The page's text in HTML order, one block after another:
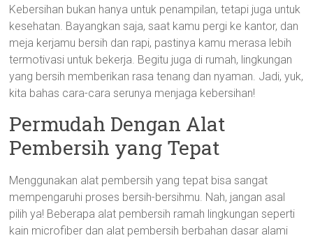
Kebersihan bukan hanya untuk penampilan, tetapi juga untuk
kesehatan. Bayangkan saja, saat kamu pergi ke kantor, dan
meja kerjamu bersih dan rapi, pastinya kamu merasa lebih
termotivasi untuk bekerja. Begitu juga di rumah, lingkungan
yang bersih memberikan rasa tenang dan nyaman. Jadi, yuk,
kita bahas cara-cara serunya menjaga kebersihan!
Permudah Dengan Alat
Pembersih yang Tepat
Menggunakan alat pembersih yang tepat bisa sangat
mempengaruhi proses bersih-bersihmu. Nah, jangan asal
pilih ya! Beberapa alat pembersih ramah lingkungan seperti
kain microfiber dan alat pembersih berbahan dasar alami